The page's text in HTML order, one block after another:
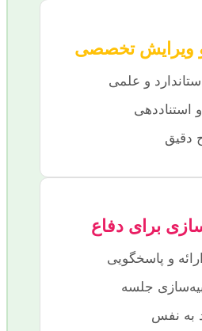
و علمی
دقیق
و پاسخگویی
جلسه
به نفس